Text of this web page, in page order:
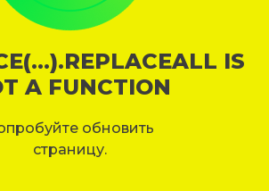
IS
A FUNCTION
обновить
страницу.